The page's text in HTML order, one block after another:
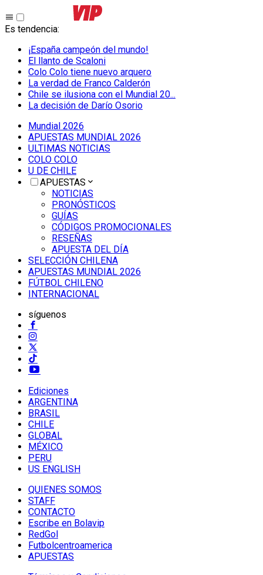
Es tendencia:
¡España campeón del mundo!
El llanto de Scaloni
Colo Colo tiene nuevo arquero
La verdad de Franco Calderón
Chile se ilusiona con el Mundial 20...
La decisión de Darío Osorio
Mundial 2026
APUESTAS MUNDIAL 2026
ULTIMAS NOTICIAS
COLO COLO
U DE CHILE
APUESTAS
NOTICIAS
PRONÓSTICOS
GUÍAS
CÓDIGOS PROMOCIONALES
RESEÑAS
APUESTA DEL DÍA
SELECCIÓN CHILENA
APUESTAS MUNDIAL 2026
FÚTBOL CHILENO
INTERNACIONAL
síguenos
Ediciones
ARGENTINA
BRASIL
CHILE
GLOBAL
MÉXICO
PERU
US ENGLISH
QUIENES SOMOS
STAFF
CONTACTO
Escribe en Bolavip
RedGol
Futbolcentroamerica
APUESTAS